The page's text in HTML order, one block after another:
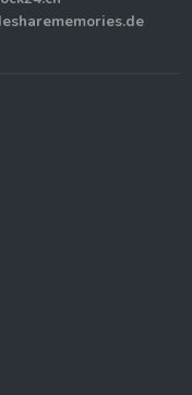
sharememories.de